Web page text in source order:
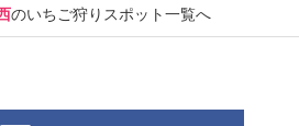
のいちご狩り スポット一覧へ